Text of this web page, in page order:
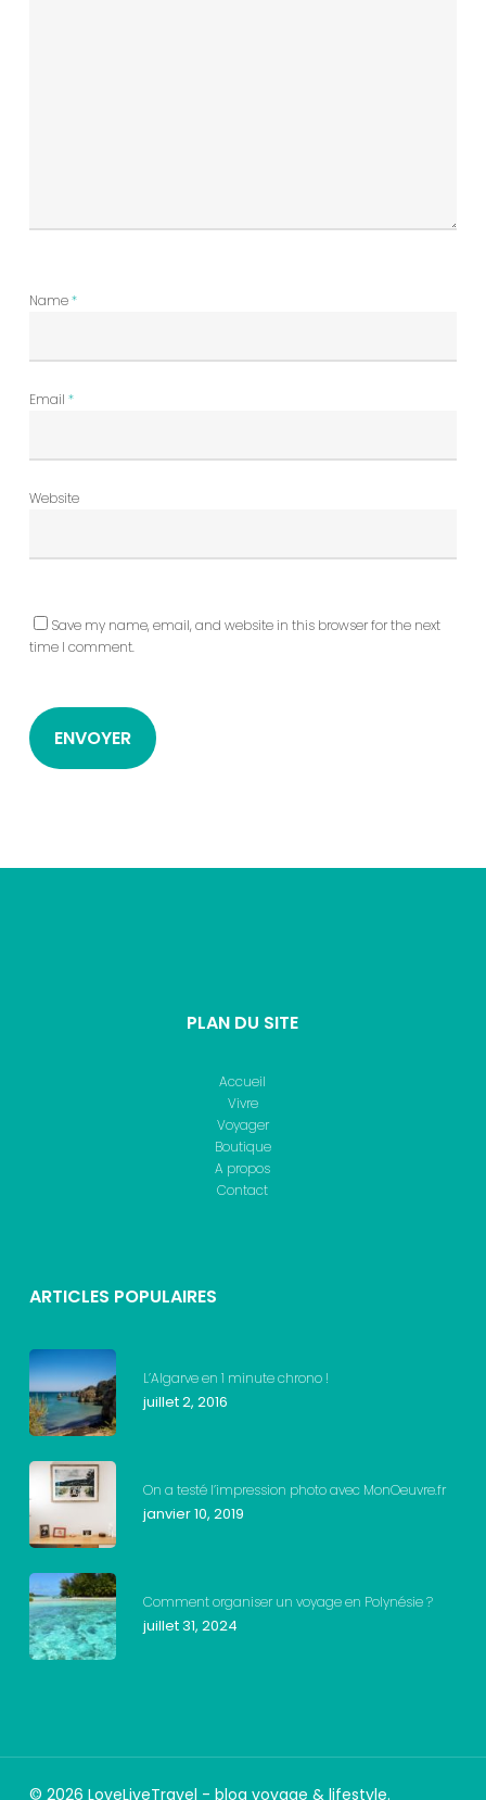
Name*
Email *
Website
Save my name, email, and website in this browser for the next
time I comment.
PLAN DU SITE
Accueil
Vivre
Voyager
Boutique
A propos
Contact
ARTICLES POPULAIRES
L’Algarve en 1 minute chrono !
juillet 2, 2016
On a testé l’impression photo avec MonOeuvre.fr
janvier 10, 2019
Comment organiser un voyage en Polynésie ?
juillet 31, 2024
© 2026 LoveLiveTravel - blog voyage & lifestyle.